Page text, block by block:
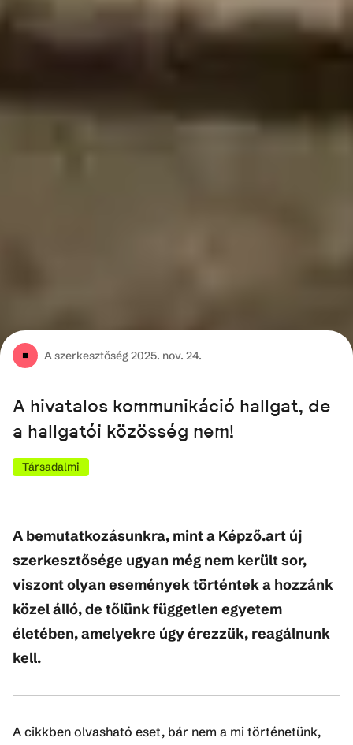
A szerkesztőség 2025. nov. 24.
A hivatalos kommunikáció hallgat, de
a hallgatói közösség nem!
Társadalmi
A bemutatkozásunkra, mint a Képző.art új
szerkesztősége ugyan még nem került sor,
viszont olyan események történtek a hozzánk
közel álló, de tőlünk független egyetem
életében, amelyekre úgy érezzük, reagálnunk
kell.
A cikkben olvasható eset, bár nem a mi történetünk,